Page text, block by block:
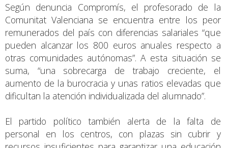
Según denuncia Compromís, el profesorado de la
Comunitat Valenciana se encuentra entre los peor
remunerados del país con diferencias salariales “que
pueden alcanzar los 800 euros anuales respecto a
otras comunidades autónomas”. A esta situación se
suma, “una sobrecarga de trabajo creciente, el
aumento de la burocracia y unas ratios elevadas que
dificultan la atención individualizada del alumnado”.
El partido político también alerta de la falta de
personal en los centros, con plazas sin cubrir y